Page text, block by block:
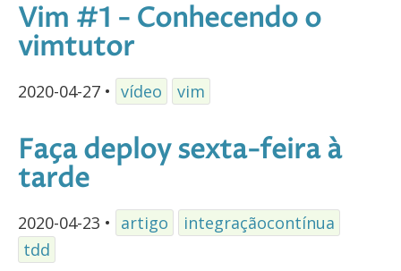
Vim #1 - Conhecendo o
vimtutor
2020-04-27 • vídeo vim
Faça deploy sexta-feira à
tarde
2020-04-23 • artigo
integraçãocontínua
tdd